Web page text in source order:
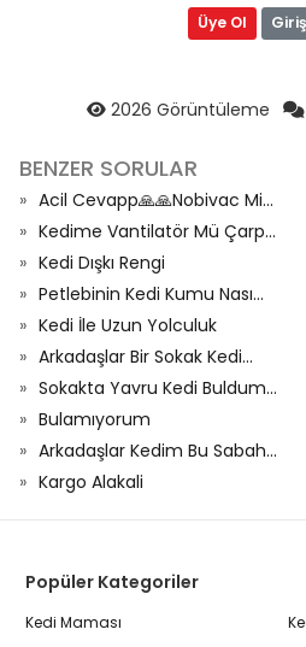
Üye Ol
2026 Görüntüleme
BENZER SORULAR
Acil Cevapp🙏🙏Nobivac Mi...
Kedime Vantilatör Mü Çarp...
Kedi Dışkı Rengi
Petlebinin Kedi Kumu Nası...
Kedi İle Uzun Yolculuk
Arkadaşlar Bir Sokak Kedi...
Sokakta Yavru Kedi Buldum...
Bulamıyorum
Arkadaşlar Kedim Bu Sabah...
Kargo Alakali
Popüler Kategoriler
Kedi Maması